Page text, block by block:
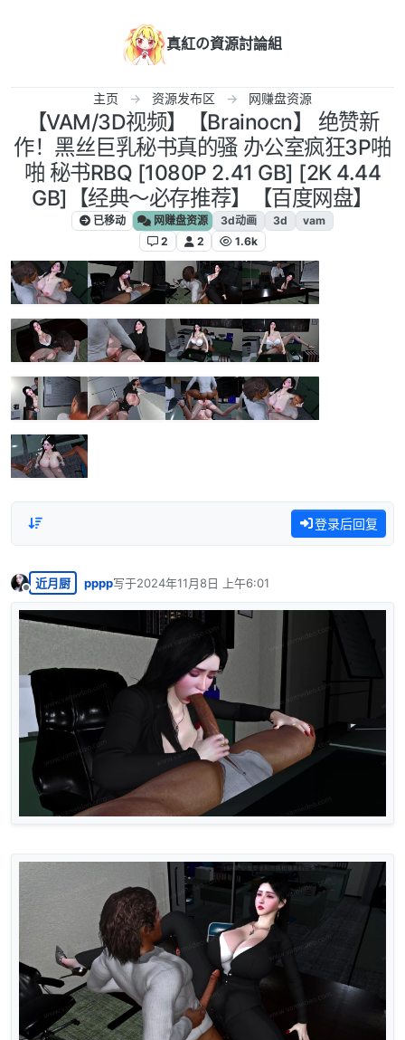
真紅の資源討論組
主页 资源发布区 网赚盘资源
【VAM/3D视频】【Brainocn】 绝赞新
作！黑丝巨乳秘书真的骚 办公室疯狂3P啪
啪 秘书RBQ [1080P 2.41 GB] [2K 4.44
GB]【经典～必存推荐】【百度网盘】
已移动 网赚盘资源 3d动画 3d
vam
2
2 1.6k
登录后回复
离线
近月厨 pppp写于2024年11月8日 上午6:01
最后由 编辑